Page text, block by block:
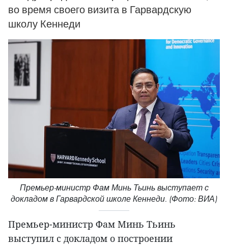
во время своего визита в Гарвардскую
школу Кеннеди
Премьер-министр Фам Минь Тьинь выступает с
докладом в Гарвардской школе Кеннеди. (Фото: ВИА)
Премьер-министр Фам Минь Тьинь
выступил с докладом о построении